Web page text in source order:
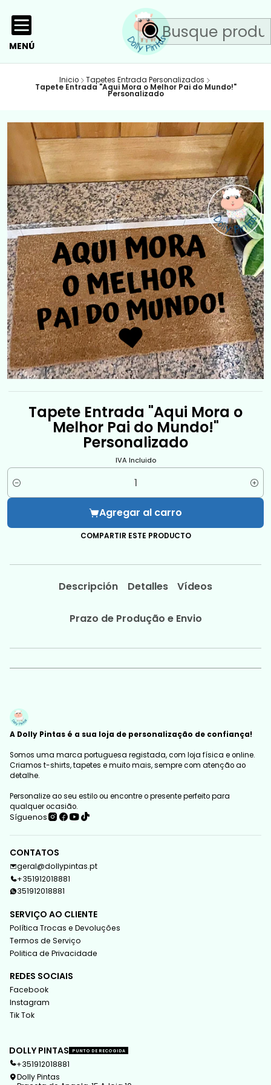
MENÚ
Inicio Tapetes Entrada Personalizados
Tapete Entrada "Aqui Mora o Melhor Pai do Mundo!"
Personalizado
Tapete Entrada "Aqui Mora o
Melhor Pai do Mundo!"
Personalizado
IVA Incluido
Cantidad
Agregar al carro
COMPARTIR ESTE PRODUCTO
Descripción Detalles Vídeos
Prazo de Produção e Envio
A Dolly Pintas é a sua loja de personalização de confiança!
Somos uma marca portuguesa registada, com loja física e online.
Criamos t-shirts, tapetes e muito mais, sempre com atenção ao
detalhe.
Personalize ao seu estilo ou encontre o presente perfeito para
qualquer ocasião.
Síguenos
CONTATOS
geral@dollypintas.pt
+351912018881
351912018881
SERVIÇO AO CLIENTE
Política Trocas e Devoluções
Termos de Serviço
Politica de Privacidade
REDES SOCIAIS
Facebook
Instagram
Tik Tok
DOLLY PINTAS PUNTO DE RECOGIDA
+351912018881
Dolly Pintas